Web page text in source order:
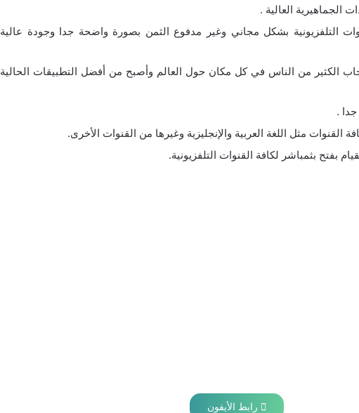
الجماهيرية العالية .
التلفزيونية بشكل مجاني وغير مدفوع الثمن بصورة واضحة جدا وجودة عالية
الكثير من الناس في كل مكان حول العالم وأصبح من أفضل التطبيقات الحالية
جدا .
القنوات مثل اللغة العربية والإنجليزية وغيرها من القنوات الأخرى.
بفتح بثمباشر لكافة القنوات التلفزيونية.
رابط الأيفون